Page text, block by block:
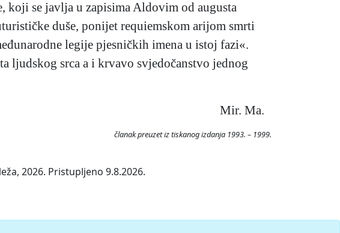
koji se javlja u zapisima Aldovim od augusta
duše, ponijet requiemskom arijom smrti
legije pjesničkih imena u istoj fazi«.
ljudskog srca a i krvavo svjedočanstvo jednog
Mir. Ma.
članak preuzet iz tiskanog izdanja 1993. – 1999.
2026. Pristupljeno 9.8.2026.